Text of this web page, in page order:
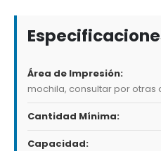
Área de Impresión:
mochila, consultar por otras
Cantidad Mínima:
Capacidad: